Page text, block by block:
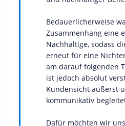
Bedauerlicherweise
Zusammenhang eine
Nachhaltige, sodass
erneut für eine
am darauf folgenden
ist jedoch absolut
Kundensicht äußerst
kommunikativ
Dafür möchten wir